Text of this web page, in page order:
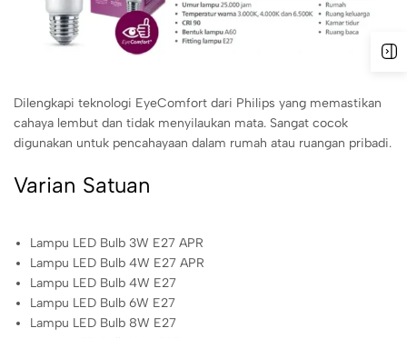
Dilengkapi teknologi EyeComfort dari Philips yang memastikan
cahaya lembut dan tidak menyilaukan mata. Sangat cocok
digunakan untuk pencahayaan dalam rumah atau ruangan pribadi.
Varian Satuan
Lampu LED Bulb 3W E27 APR
Lampu LED Bulb 4W E27 APR
Lampu LED Bulb 4W E27
Lampu LED Bulb 6W E27
Lampu LED Bulb 8W E27